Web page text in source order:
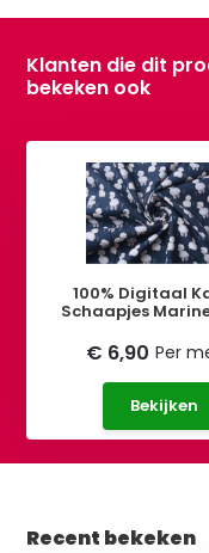
Klanten die dit
bekeken ook
100% Digitaal
Schaapjes
€ 6,90 Per
Bekijken
Recent bekeken